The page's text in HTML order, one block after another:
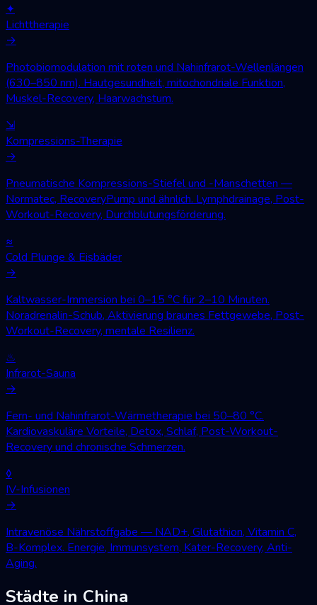
✦
Lichttherapie
→
Photobiomodulation mit roten und Nahinfrarot-Wellenlängen
(630–850 nm). Hautgesundheit, mitochondriale Funktion,
Muskel-Recovery, Haarwachstum.
⇲
Kompressions-Therapie
→
Pneumatische Kompressions-Stiefel und -Manschetten —
Normatec, RecoveryPump und ähnlich. Lymphdrainage, Post-
Workout-Recovery, Durchblutungsförderung.
≈
Cold Plunge & Eisbäder
→
Kaltwasser-Immersion bei 0–15 °C für 2–10 Minuten.
Noradrenalin-Schub, Aktivierung braunes Fettgewebe, Post-
Workout-Recovery, mentale Resilienz.
♨
Infrarot-Sauna
→
Fern- und Nahinfrarot-Wärmetherapie bei 50–80 °C.
Kardiovaskuläre Vorteile, Detox, Schlaf, Post-Workout-
Recovery und chronische Schmerzen.
◊
IV-Infusionen
→
Intravenöse Nährstoffgabe — NAD+, Glutathion, Vitamin C,
B-Komplex. Energie, Immunsystem, Kater-Recovery, Anti-
Aging.
Städte in China